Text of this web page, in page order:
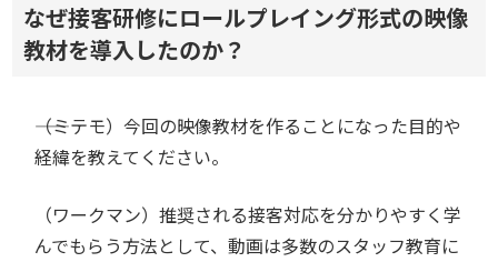
なぜ接客研修にロールプレイング形式の映像
教材を導入したのか？
――（ミテモ）今回の映像教材を作ることになった目的や
経緯を教えてください。
（ワークマン）推奨される接客対応を分かりやすく学
んでもらう方法として、動画は多数のスタッフ教育に